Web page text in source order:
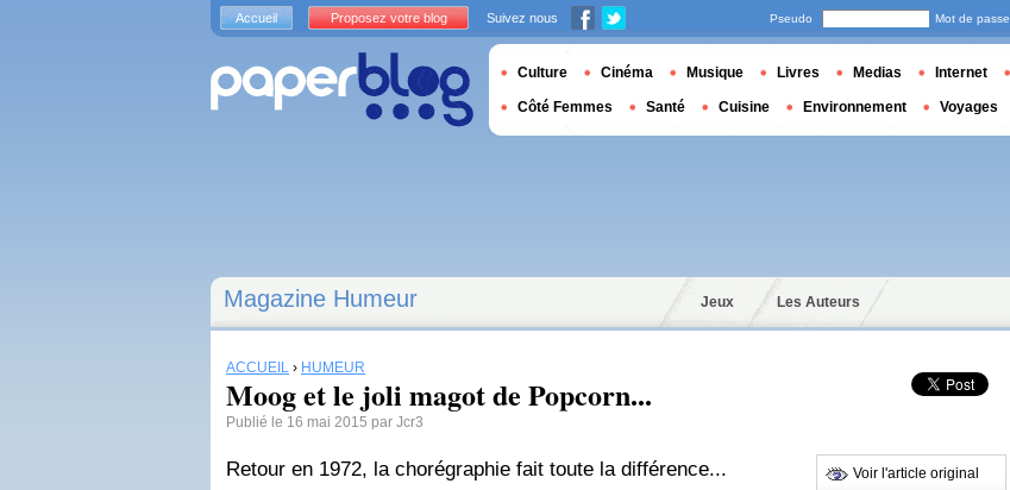
Magazine Humeur Jeux Les Auteurs
ACCUEIL › HUMEUR
Moog et le joli magot de Popcorn...
Publié le 16 mai 2015 par Jcr3
Retour en 1972, la chorégraphie fait toute la différence... Voir l'article original
Accueil Proposez votre blog Suivez nous Pseudo Mot de passe
Culture Cinéma Musique Livres Medias Internet
Côté Femmes Santé Cuisine Environnement Voyages